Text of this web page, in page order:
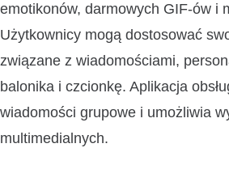
emotikonów, darmowych GIF-ów i
Użytkownicy mogą dostosować
związane z wiadomościami,
balonika i czcionkę. Aplikacja
wiadomości grupowe i umożliwia
multimedialnych.